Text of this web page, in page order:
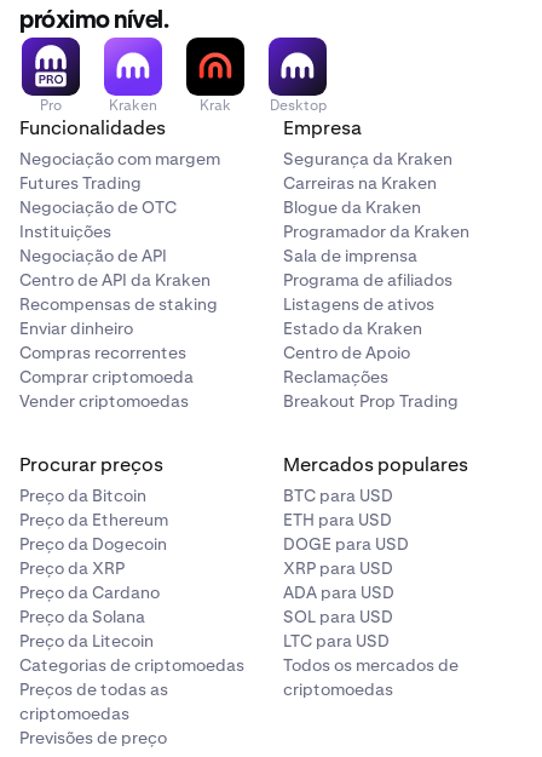
próximo nível.
Pro Kraken Krak Desktop
Funcionalidades
Negociação com margem
Futures Trading
Negociação de OTC
Instituições
Negociação de API
Centro de API da Kraken
Recompensas de staking
Enviar dinheiro
Compras recorrentes
Comprar criptomoeda
Vender criptomoedas
Empresa
Segurança da Kraken
Carreiras na Kraken
Blogue da Kraken
Programador da Kraken
Sala de imprensa
Programa de afiliados
Listagens de ativos
Estado da Kraken
Centro de Apoio
Reclamações
Breakout Prop Trading
Procurar preços
Preço da Bitcoin
Preço da Ethereum
Preço da Dogecoin
Preço da XRP
Preço da Cardano
Preço da Solana
Preço da Litecoin
Categorias de criptomoedas
Preços de todas as
criptomoedas
Previsões de preço
Mercados populares
BTC para USD
ETH para USD
DOGE para USD
XRP para USD
ADA para USD
SOL para USD
LTC para USD
Todos os mercados de
criptomoedas